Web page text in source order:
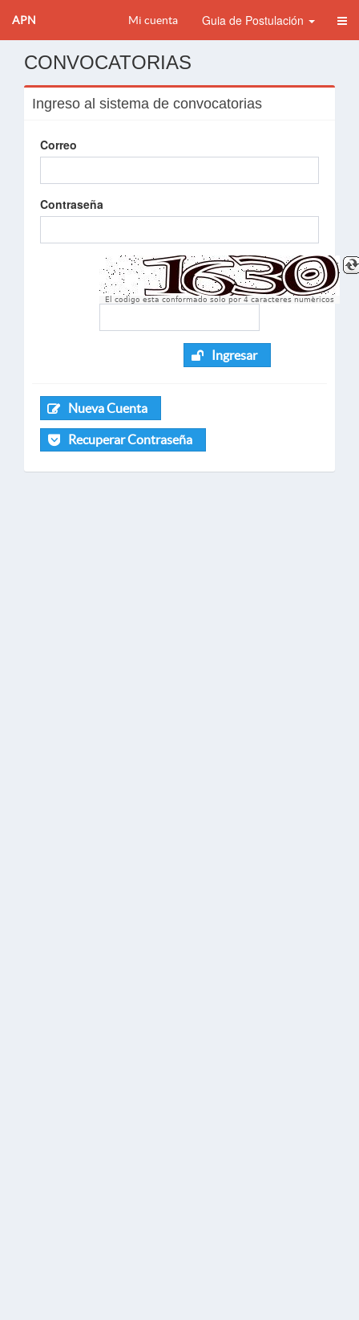
APN Mi cuenta Guia de Postulación
CONVOCATORIAS
Ingreso al sistema de convocatorias
Correo
Contraseña
El codigo esta conformado solo por 4 caracteres numèricos
Ingresar
Nueva Cuenta
Recuperar Contraseña